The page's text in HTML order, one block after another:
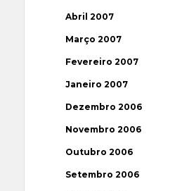
Abril 2007
Março 2007
Fevereiro 2007
Janeiro 2007
Dezembro 2006
Novembro 2006
Outubro 2006
Setembro 2006